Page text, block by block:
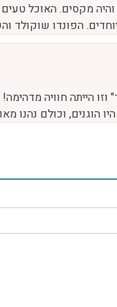
מקסים. האוכל
הפונדו שוקולד
הייתה חוויה
הוגנים, וכולם